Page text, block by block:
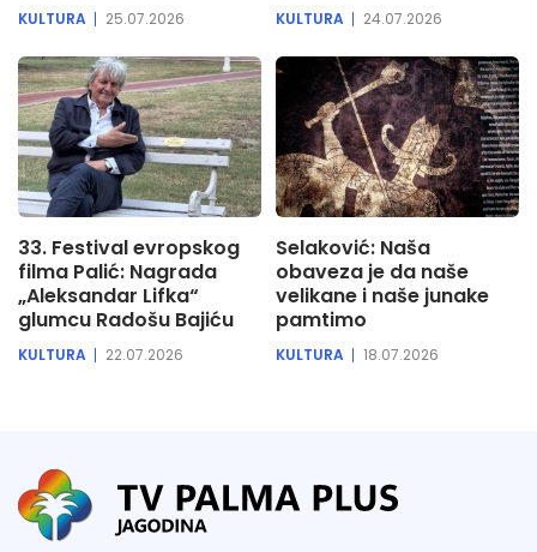
KULTURA 25.07.2026 KULTURA 24.07.2026
33. Festival evropskog
filma Palić: Nagrada
„Aleksandar Lifka“
glumcu Radošu Bajiću
KULTURA 22.07.2026
Selaković: Naša
obaveza je da naše
velikane i naše junake
pamtimo
KULTURA 18.07.2026